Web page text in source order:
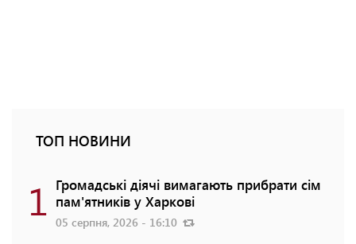
ТОП НОВИНИ
1 Громадські діячі вимагають прибрати сім
пам'ятників у Харкові
05 серпня, 2026 - 16:10